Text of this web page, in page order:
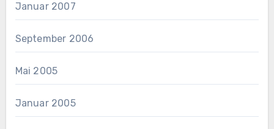
Januar 2007
September 2006
Mai 2005
Januar 2005